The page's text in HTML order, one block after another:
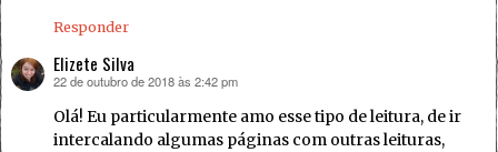
Responder
Elizete Silva
disse:
22 de outubro de 2018 às 2:42 pm
Olá! Eu particularmente amo esse tipo de leitura, de ir
intercalando algumas páginas com outras leituras,